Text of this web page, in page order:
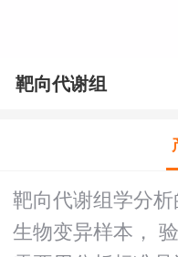
靶向代谢组
靶向代谢组学分
生物变异样本，